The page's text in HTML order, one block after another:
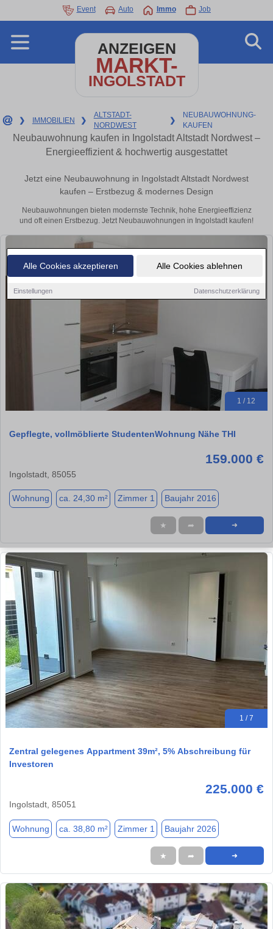
Alle Cookies akzeptieren Alle Cookies ablehnen
Einstellungen Datenschutzerklärung
Event Auto Immo Job
ANZEIGEN
MARKT-
INGOLSTADT
❯ IMMOBILIEN ❯
ALTSTADT-
NORDWEST
❯
NEUBAUWOHNUNG-
KAUFEN
Neubauwohnung kaufen in Ingolstadt Altstadt Nordwest –
Energieeffizient & hochwertig ausgestattet
Jetzt eine Neubauwohnung in Ingolstadt Altstadt Nordwest
kaufen – Erstbezug & modernes Design
Neubauwohnungen bieten modernste Technik, hohe Energieeffizienz
und oft einen Erstbezug. Jetzt Neubauwohnungen in Ingolstadt kaufen!
1 / 12
Gepflegte, vollmöblierte StudentenWohnung Nähe THI
159.000 €
Ingolstadt, 85055
Wohnung ca. 24,30 m² Zimmer 1 Baujahr 2016
★ ➦ ➜
1 / 7
Zentral gelegenes Appartment 39m², 5% Abschreibung für
Investoren
225.000 €
Ingolstadt, 85051
Wohnung ca. 38,80 m² Zimmer 1 Baujahr 2026
★ ➦ ➜